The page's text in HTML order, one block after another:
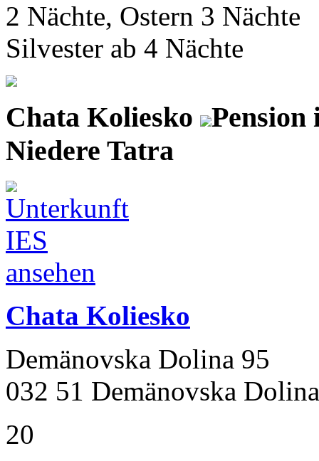
2 Nächte, Ostern 3 Nächte
Silvester ab 4 Nächte
Chata Koliesko Pension
Niedere Tatra
Chata Koliesko
Demänovska Dolina 95
032 51 Demänovska Dolina
20